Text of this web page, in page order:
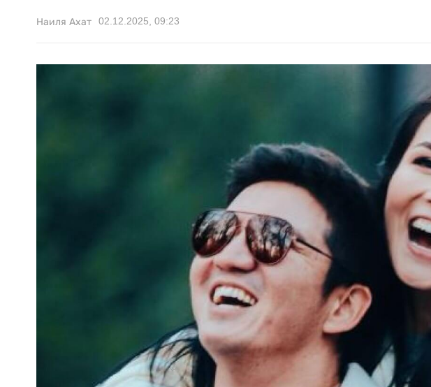
Наиля Ахат 02.12.2025, 09:23